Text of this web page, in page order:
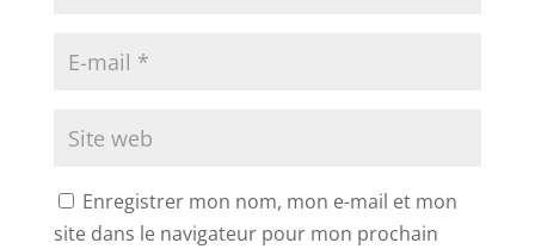
Enregistrer mon nom, mon e-mail et mon
site dans le navigateur pour mon prochain